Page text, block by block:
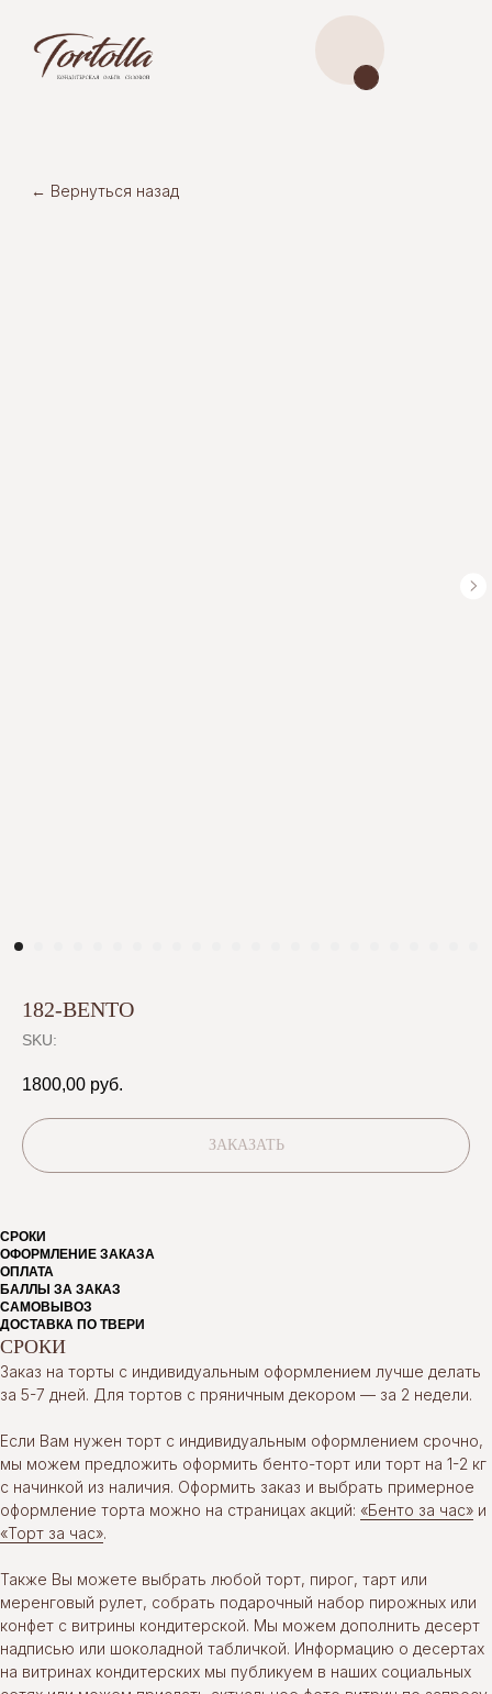
182-BENTO
SKU:
1800,00 руб.
ЗАКАЗАТЬ
СРОКИ
ОФОРМЛЕНИЕ ЗАКАЗА
ОПЛАТА
БАЛЛЫ ЗА ЗАКАЗ
САМОВЫВОЗ
ДОСТАВКА ПО ТВЕРИ
СРОКИ
Заказ на торты с индивидуальным оформлением лучше делать
за 5-7 дней. Для тортов с пряничным декором — за 2 недели.
Если Вам нужен торт с индивидуальным оформлением срочно,
мы можем предложить оформить бенто-торт или торт на 1-2 кг
с начинкой из наличия. Оформить заказ и выбрать примерное
оформление торта можно на страницах акций: «Бенто за час» и
«Торт за час».
Также Вы можете выбрать любой торт, пирог, тарт или
меренговый рулет, собрать подарочный набор пирожных или
конфет с витрины кондитерской. Мы можем дополнить десерт
надписью или шоколадной табличкой. Информацию о десертах
на витринах кондитерских мы публикуем в наших социальных